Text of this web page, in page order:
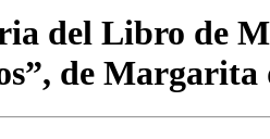
del Libro de
de Margarita